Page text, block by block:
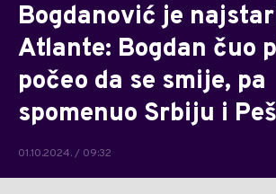
Bogdanović je
Atlante: Bogdan čuo
počeo da se smije, pa
spomenuo Srbiju i
01.10.2024. / 09:32